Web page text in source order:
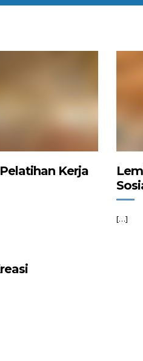
Kerja
[…]